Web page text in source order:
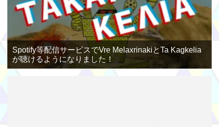
Spotify等配信サービスでVre MelaxrinakiとTa Kagkelia
が聴けるようになりました！